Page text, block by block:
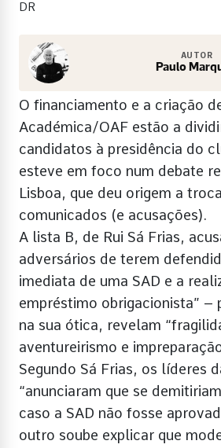
DR
AUTOR
Paulo
O financiamento e a criação
Académica/OAF estão a
candidatos à presidência do
esteve em foco num debate
Lisboa, que deu origem a
comunicados (e acusações).
A lista B, de Rui Sá Frias,
adversários de terem
imediata de uma SAD e a
empréstimo obrigacionista” –
na sua ótica, revelam
aventureirismo e
Segundo Sá Frias, os líderes
“anunciaram que se
caso a SAD não fosse
outro soube explicar que